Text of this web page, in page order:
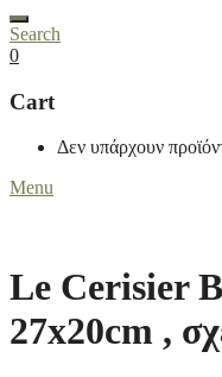
Search
0
Cart
Δεν υπάρχουν
Menu
Le Cerisier
27x20cm ,